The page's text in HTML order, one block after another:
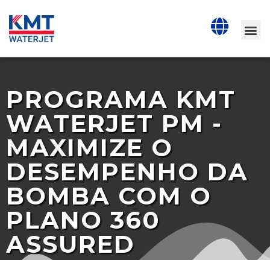
PROGRAMA KMT
WATERJET PM -
MAXIMIZE O
DESEMPENHO DA
BOMBA COM O
PLANO 360
ASSURED